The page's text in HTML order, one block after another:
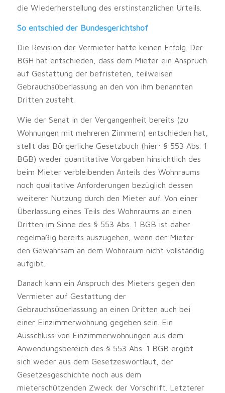
die Wiederherstellung des erstinstanzlichen Urteils.
So entschied der Bundesgerichtshof
Die Revision der Vermieter hatte keinen Erfolg. Der
BGH hat entschieden, dass dem Mieter ein Anspruch
auf Gestattung der befristeten, teilweisen
Gebrauchsüberlassung an den von ihm benannten
Dritten zusteht.
Wie der Senat in der Vergangenheit bereits (zu
Wohnungen mit mehreren Zimmern) entschieden hat,
stellt das Bürgerliche Gesetzbuch (hier: § 553 Abs. 1
BGB) weder quantitative Vorgaben hinsichtlich des
beim Mieter verbleibenden Anteils des Wohnraums
noch qualitative Anforderungen bezüglich dessen
weiterer Nutzung durch den Mieter auf. Von einer
Überlassung eines Teils des Wohnraums an einen
Dritten im Sinne des § 553 Abs. 1 BGB ist daher
regelmäßig bereits auszugehen, wenn der Mieter
den Gewahrsam an dem Wohnraum nicht vollständig
aufgibt.
Danach kann ein Anspruch des Mieters gegen den
Vermieter auf Gestattung der
Gebrauchsüberlassung an einen Dritten auch bei
einer Einzimmerwohnung gegeben sein. Ein
Ausschluss von Einzimmerwohnungen aus dem
Anwendungsbereich des § 553 Abs. 1 BGB ergibt
sich weder aus dem Gesetzeswortlaut, der
Gesetzesgeschichte noch aus dem
mieterschützenden Zweck der Vorschrift. Letzterer